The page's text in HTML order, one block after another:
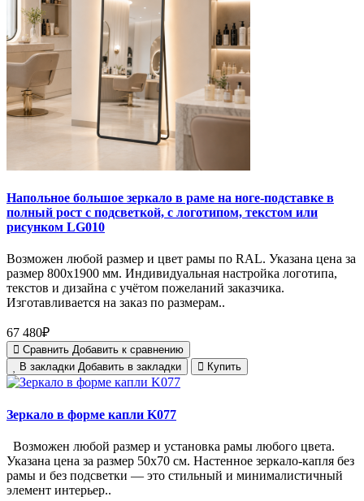
Напольное большое зеркало в раме на ноге-подставке в
полный рост с подсветкой, с логотипом, текстом или
рисунком LG010
Возможен любой размер и цвет рамы по RAL. Указана цена за
размер 800х1900 мм. Индивидуальная настройка логотипа,
текстов и дизайна с учётом пожеланий заказчика.
Изготавливается на заказ по размерам..
67 480₽
Сравнить Добавить к сравнению
В закладки Добавить в закладки Купить
Зеркало в форме капли K077
Возможен любой размер и установка рамы любого цвета.
Указана цена за размер 50х70 см. Настенное зеркало-капля без
рамы и без подсветки — это стильный и минималистичный
элемент интерьер..